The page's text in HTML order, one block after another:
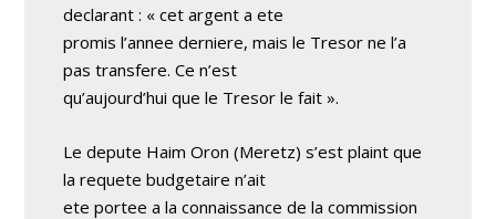
declarant : « cet argent a ete
promis l’annee derniere, mais le Tresor ne l’a
pas transfere. Ce n’est
qu’aujourd’hui que le Tresor le fait ».
Le depute Haim Oron (Meretz) s’est plaint que
la requete budgetaire n’ait
ete portee a la connaissance de la commission